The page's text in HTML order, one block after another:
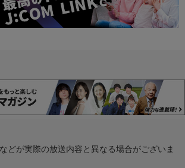
どが実際の放送内容と異なる場合がございま